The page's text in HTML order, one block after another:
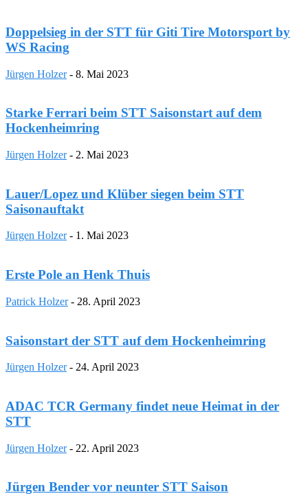
Doppelsieg in der STT für Giti Tire Motorsport by
WS Racing
Jürgen Holzer - 8. Mai 2023
Starke Ferrari beim STT Saisonstart auf dem
Hockenheimring
Jürgen Holzer - 2. Mai 2023
Lauer/Lopez und Klüber siegen beim STT
Saisonauftakt
Jürgen Holzer - 1. Mai 2023
Erste Pole an Henk Thuis
Patrick Holzer - 28. April 2023
Saisonstart der STT auf dem Hockenheimring
Jürgen Holzer - 24. April 2023
ADAC TCR Germany findet neue Heimat in der
STT
Jürgen Holzer - 22. April 2023
Jürgen Bender vor neunter STT Saison